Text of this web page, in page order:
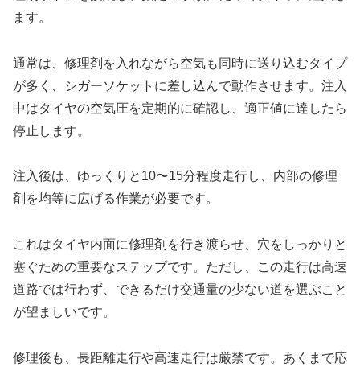
ます。
通常は、修理剤を入れながら空気も同時に送り込むタイプ
が多く、シガーソケットに差し込んで動作させます。注入
中はタイヤの空気圧を定期的に確認し、適正値に達したら
停止します。
注入後は、ゆっくりと10〜15分程度走行し、内部の修理
剤を均等に広げる作業が必要です。
これはタイヤ内面に修理剤を行き渡らせ、穴をしっかりと
塞ぐための重要なステップです。ただし、この走行は高速
道路では行わず、できるだけ交通量の少ない道を選ぶこと
が望ましいです。
修理後も、長距離走行や高速走行は厳禁です。あくまで応